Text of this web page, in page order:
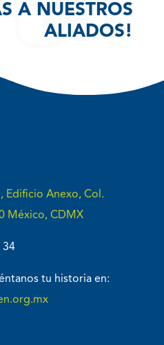
A NUESTROS
ALIADOS!
Edificio Anexo, Col.
México, CDMX
34
tu historia en: